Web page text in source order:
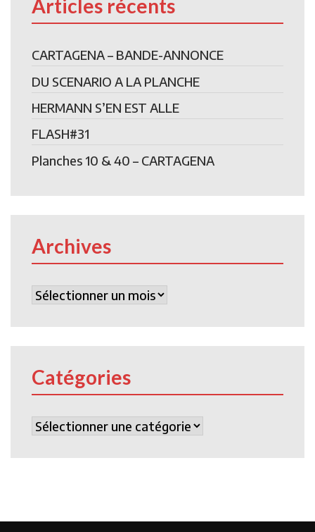
Articles récents
CARTAGENA – BANDE-ANNONCE
DU SCENARIO A LA PLANCHE
HERMANN S’EN EST ALLE
FLASH#31
Planches 10 & 40 – CARTAGENA
Archives
Archives
Catégories
Catégories